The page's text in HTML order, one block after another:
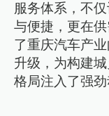
服务体系，不
与便捷，更在
了重庆汽车产
升级，为构建
格局注入了强劲